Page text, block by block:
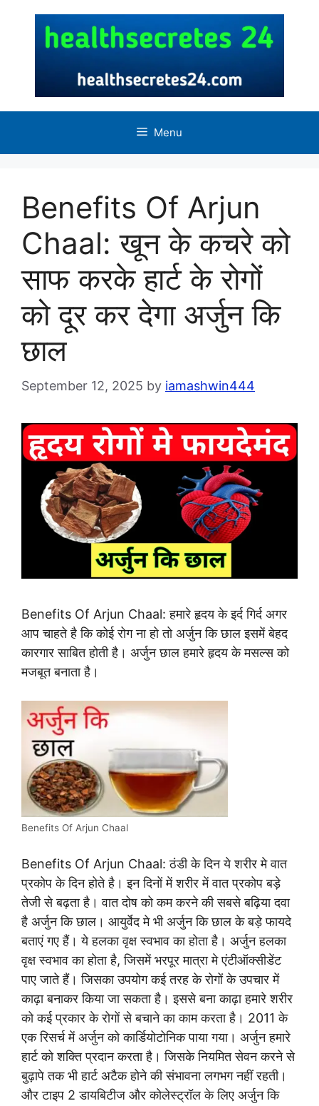
content
Menu
Benefits Of Arjun
Chaal: खून के कचरे को
साफ करके हार्ट के रोगों
को दूर कर देगा अर्जुन कि
छाल
September 12, 2025 by iamashwin444
Benefits Of Arjun Chaal: हमारे हृदय के इर्द गिर्द अगर
आप चाहते है कि कोई रोग ना हो तो अर्जुन कि छाल इसमें बेहद
कारगार साबित होती है। अर्जुन छाल हमारे हृदय के मसल्स को
मजबूत बनाता है।
Benefits Of Arjun Chaal
Benefits Of Arjun Chaal: ठंडी के दिन ये शरीर मे वात
प्रकोप के दिन होते है। इन दिनों में शरीर में वात प्रकोप बड़े
तेजी से बढ़ता है। वात दोष को कम करने की सबसे बढ़िया दवा
है अर्जुन कि छाल। आयुर्वेद मे भी अर्जुन कि छाल के बड़े फायदे
बताएं गए हैं। ये हलका वृक्ष स्वभाव का होता है। अर्जुन हलका
वृक्ष स्वभाव का होता है, जिसमें भरपूर मात्रा मे एंटीऑक्सीडेंट
पाए जाते हैं। जिसका उपयोग कई तरह के रोगों के उपचार में
काढ़ा बनाकर किया जा सकता है। इससे बना काढ़ा हमारे शरीर
को कई प्रकार के रोगों से बचाने का काम करता है। 2011 के
एक रिसर्च में अर्जुन को कार्डियोटोनिक पाया गया। अर्जुन हमारे
हार्ट को शक्ति प्रदान करता है। जिसके नियमित सेवन करने से
बुढ़ापे तक भी हार्ट अटैक होने की संभावना लगभग नहीं रहती।
और टाइप 2 डायबिटीज और कोलेस्ट्रॉल के लिए अर्जुन कि